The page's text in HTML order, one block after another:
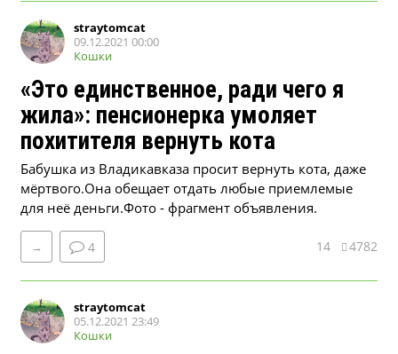
straytomcat
09.12.2021 00:00
Кошки
«Это единственное, ради чего я
жила»: пенсионерка умоляет
похитителя вернуть кота
Бабушка из Владикавказа просит вернуть кота, даже
мёртвого.Она обещает отдать любые приемлемые
для неё деньги.Фото - фрагмент объявления.
→ 4 14 4782
straytomcat
05.12.2021 23:49
Кошки